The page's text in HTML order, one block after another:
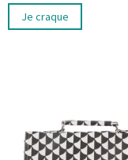
Je craque